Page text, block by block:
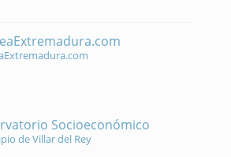
Socioeconómico
de Villar del Rey